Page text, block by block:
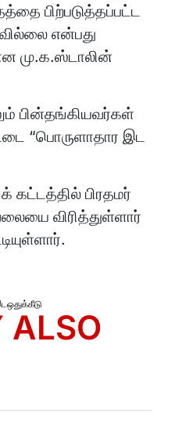
பிற்படுத்தப்பட்ட
என்பது
மு.க.ஸ்டாலின்
பின்தங்கியவர்கள்
“பொருளாதார இட
கட்டத்தில் பிரதமர்
விரித்துள்ளார்
ALSO